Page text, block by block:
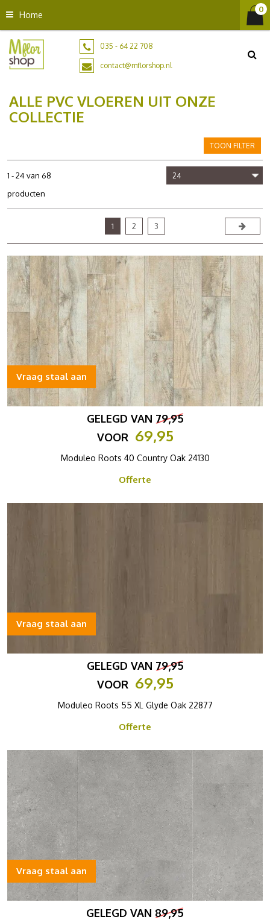
n
Home
035 - 64 22 708
contact@mflorshop.nl
ALLE PVC VLOEREN UIT ONZE
COLLECTIE
TOON FILTER
1 - 24 van 68
producten
1 2 3
GELEGD VAN 79,95
VOOR 69,95
Moduleo Roots 40 Country Oak 24130
Offerte
Vraag staal aan
GELEGD VAN 79,95
VOOR 69,95
Moduleo Roots 55 XL Glyde Oak 22877
Offerte
Vraag staal aan
GELEGD VAN 89,95
Vraag staal aan